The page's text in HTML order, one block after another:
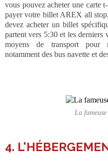
vous pouvez acheter une carte
payer votre billet AREX all
devez acheter un billet
partent vers 5:30 et les
moyens de transport pour
notamment des bus navette et
La
4.